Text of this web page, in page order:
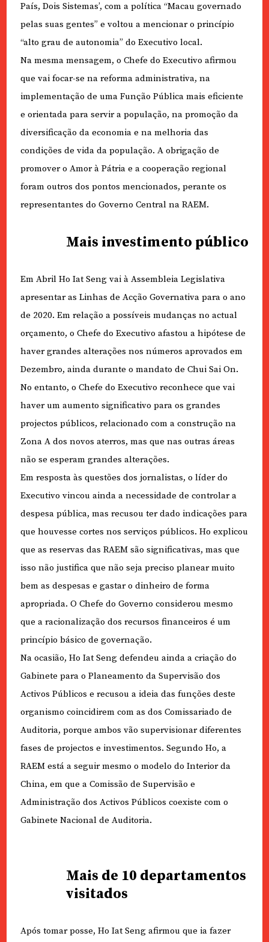
País, Dois Sistemas’, com a política “Macau governado
pelas suas gentes” e voltou a mencionar o princípio
“alto grau de autonomia” do Executivo local.
Na mesma mensagem, o Chefe do Executivo afirmou
que vai focar-se na reforma administrativa, na
implementação de uma Função Pública mais eficiente
e orientada para servir a população, na promoção da
diversificação da economia e na melhoria das
condições de vida da população. A obrigação de
promover o Amor à Pátria e a cooperação regional
foram outros dos pontos mencionados, perante os
representantes do Governo Central na RAEM.
Mais investimento público
Em Abril Ho Iat Seng vai à Assembleia Legislativa
apresentar as Linhas de Acção Governativa para o ano
de 2020. Em relação a possíveis mudanças no actual
orçamento, o Chefe do Executivo afastou a hipótese de
haver grandes alterações nos números aprovados em
Dezembro, ainda durante o mandato de Chui Sai On.
No entanto, o Chefe do Executivo reconhece que vai
haver um aumento significativo para os grandes
projectos públicos, relacionado com a construção na
Zona A dos novos aterros, mas que nas outras áreas
não se esperam grandes alterações.
Em resposta às questões dos jornalistas, o líder do
Executivo vincou ainda a necessidade de controlar a
despesa pública, mas recusou ter dado indicações para
que houvesse cortes nos serviços públicos. Ho explicou
que as reservas das RAEM são significativas, mas que
isso não justifica que não seja preciso planear muito
bem as despesas e gastar o dinheiro de forma
apropriada. O Chefe do Governo considerou mesmo
que a racionalização dos recursos financeiros é um
princípio básico de governação.
Na ocasião, Ho Iat Seng defendeu ainda a criação do
Gabinete para o Planeamento da Supervisão dos
Activos Públicos e recusou a ideia das funções deste
organismo coincidirem com as dos Comissariado de
Auditoria, porque ambos vão supervisionar diferentes
fases de projectos e investimentos. Segundo Ho, a
RAEM está a seguir mesmo o modelo do Interior da
China, em que a Comissão de Supervisão e
Administração dos Activos Públicos coexiste com o
Gabinete Nacional de Auditoria.
Mais de 10 departamentos
visitados
Após tomar posse, Ho Iat Seng afirmou que ia fazer